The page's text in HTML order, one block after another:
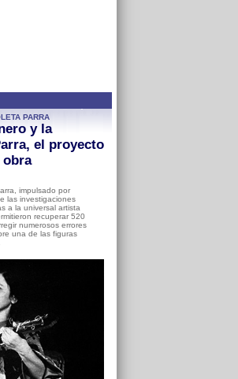
PARRA
y la
el proyecto
obra
impulsado por
las investigaciones
a la universal artista
recuperar 520
numerosos errores
una de las figuras